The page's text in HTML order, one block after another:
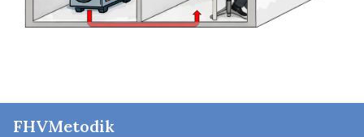
FHVMetodik